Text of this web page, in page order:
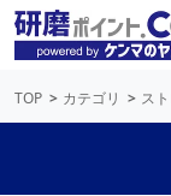
TOP カテゴリ ス